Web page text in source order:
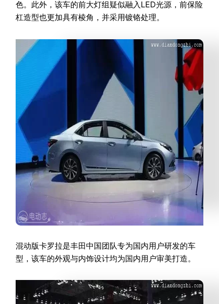
色。此外，该车的前大灯组疑似融入LED光源，前保险
杠造型也更加具有棱角，并采用镀铬处理。
混动版卡罗拉是丰田中国团队专为国内用户研发的车
型，该车的外观与内饰设计均为国内用户审美打造。